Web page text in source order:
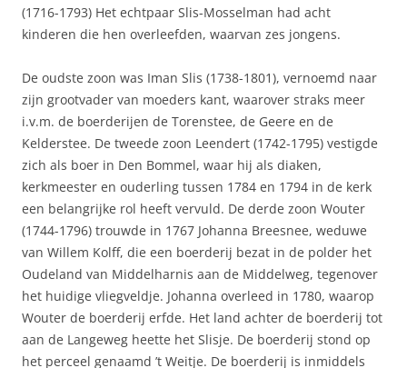
(1716-1793) Het echtpaar Slis-Mosselman had acht
kinderen die hen overleefden, waarvan zes jongens.
De oudste zoon was Iman Slis (1738-1801), vernoemd naar
zijn grootvader van moeders kant, waarover straks meer
i.v.m. de boerderijen de Torenstee, de Geere en de
Kelderstee. De tweede zoon Leendert (1742-1795) vestigde
zich als boer in Den Bommel, waar hij als diaken,
kerkmeester en ouderling tussen 1784 en 1794 in de kerk
een belangrijke rol heeft vervuld. De derde zoon Wouter
(1744-1796) trouwde in 1767 Johanna Breesnee, weduwe
van Willem Kolff, die een boerderij bezat in de polder het
Oudeland van Middelharnis aan de Middelweg, tegenover
het huidige vliegveldje. Johanna overleed in 1780, waarop
Wouter de boerderij erfde. Het land achter de boerderij tot
aan de Langeweg heette het Slisje. De boerderij stond op
het perceel genaamd ’t Weitje. De boerderij is inmiddels